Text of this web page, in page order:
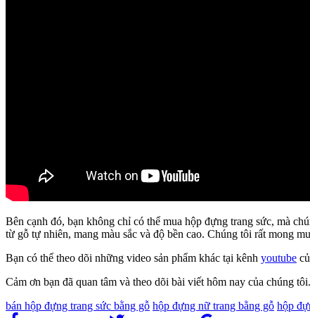
Bên cạnh đó, bạn không chỉ có thể mua hộp đựng trang sức, mà
từ gỗ tự nhiên, mang màu sắc và độ bền cao. Chúng tôi rất mong
Bạn có thể theo dõi những video sản phẩm khác tại kênh youtube
Cảm ơn bạn đã quan tâm và theo dõi bài viết hôm nay của chúng
bán hộp đựng trang sức bằng gỗ hộp đựng nữ trang bằng gỗ hộp